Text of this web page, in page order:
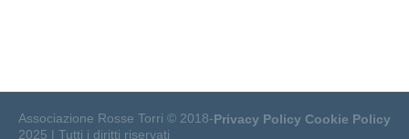
Privacy Policy Cookie Policy
Associazione Rosse Torri © 2018-
2025 | Tutti i diritti riservati